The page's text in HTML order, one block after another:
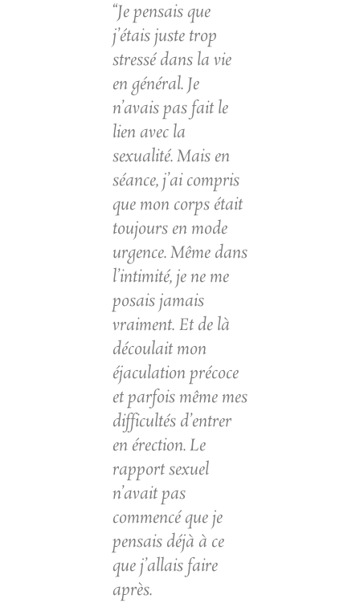
“Je pensais que
j’étais juste trop
stressé dans la vie
en général. Je
n’avais pas fait le
lien avec la
sexualité. Mais en
séance, j’ai compris
que mon corps était
toujours en mode
urgence. Même dans
l’intimité, je ne me
posais jamais
vraiment. Et de là
découlait mon
éjaculation précoce
et parfois même mes
difficultés d’entrer
en érection. Le
rapport sexuel
n’avait pas
commencé que je
pensais déjà à ce
que j’allais faire
après.